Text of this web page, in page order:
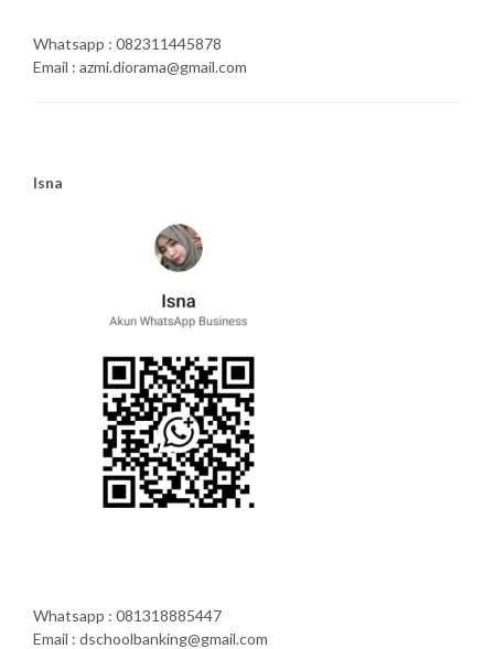
Whatsapp : 082311445878
Email : azmi.diorama@gmail.com
Isna
Whatsapp : 081318885447
Email : dschoolbanking@gmail.com